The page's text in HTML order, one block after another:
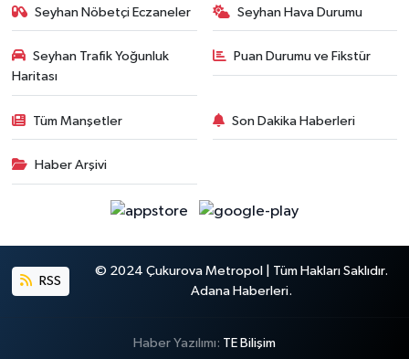
Seyhan Nöbetçi Eczaneler Seyhan Hava Durumu
Seyhan Trafik Yoğunluk
Haritası
Puan Durumu ve Fikstür
Tüm Manşetler Son Dakika Haberleri
Haber Arşivi
RSS
© 2024 Çukurova Metropol | Tüm Hakları Saklıdır.
Adana Haberleri.
Haber Yazılımı: TE Bilişim